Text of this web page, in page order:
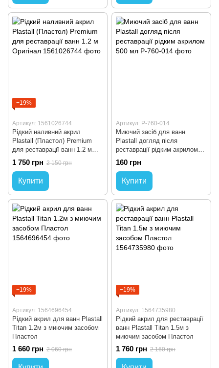
−19%
Артикул: 1561026744
Рідкий наливний акрил
Plastall (Пластол) Premium
для реставрації ванн 1.2 м
Оригінал
1 750 грн 2 150 грн
Купити
Артикул: P-760-014
Миючий засіб для ванн
Plastall догляд після
реставрації рідким акрилом
500 мл
160 грн
Купити
−19%
Артикул: 1564696454
Рідкий акрил для ванн Plastall
Titan 1.2м з миючим засобом
Пластол
1 660 грн 2 060 грн
−19%
Артикул: 1564735980
Рідкий акрил для реставрації
ванн Plastall Titan 1.5м з
миючим засобом Пластол
1 760 грн 2 160 грн